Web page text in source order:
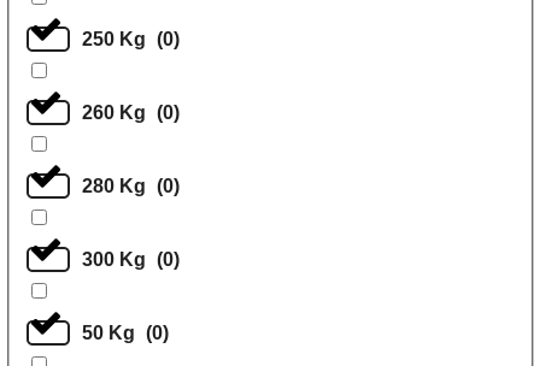
250 Kg (0)
260 Kg (0)
280 Kg (0)
300 Kg (0)
50 Kg (0)